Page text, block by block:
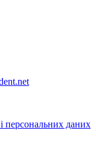
персональних даних